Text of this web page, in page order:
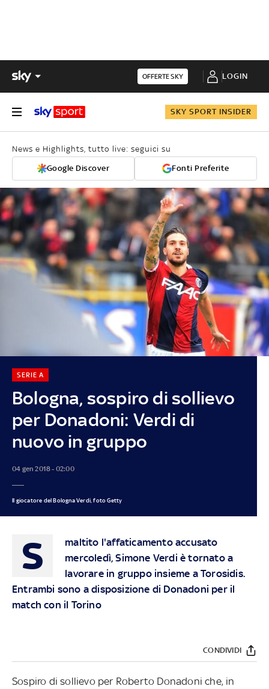
OFFERTE SKY LOGIN
SKY SPORT INSIDER
News e Highlights, tutto live: seguici su
Google Discover Fonti Preferite
Bologna, sospiro di sollievo
per Donadoni: Verdi di
nuovo in gruppo
SERIE A
04 gen 2018 - 02:00
Il giocatore del Bologna Verdi, foto Getty
S
maltito l'affaticamento accusato
mercoledì, Simone Verdi è tornato a
lavorare in gruppo insieme a Torosidis.
Entrambi sono a disposizione di Donadoni per il
match con il Torino
CONDIVIDI
Sospiro di sollievo per Roberto Donadoni che, in